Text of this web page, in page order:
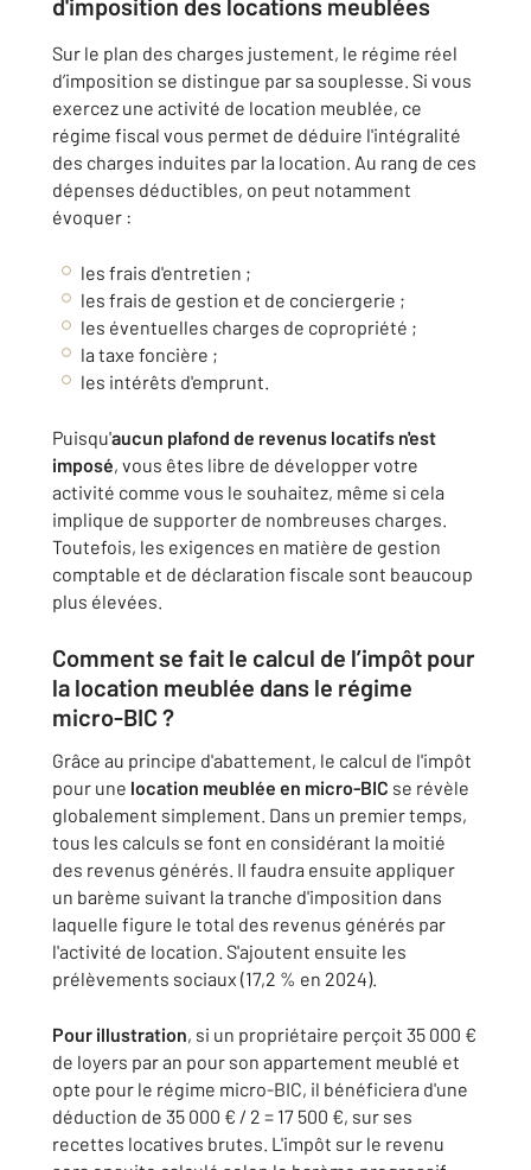
d'imposition des locations meublées
Sur le plan des charges justement, le régime réel
d’imposition se distingue par sa souplesse. Si vous
exercez une activité de location meublée, ce
régime fiscal vous permet de déduire l'intégralité
des charges induites par la location. Au rang de ces
dépenses déductibles, on peut notamment
évoquer :
les frais d'entretien ;
les frais de gestion et de conciergerie ;
les éventuelles charges de copropriété ;
la taxe foncière ;
les intérêts d'emprunt.
Puisqu'aucun plafond de revenus locatifs n'est
imposé, vous êtes libre de développer votre
activité comme vous le souhaitez, même si cela
implique de supporter de nombreuses charges.
Toutefois, les exigences en matière de gestion
comptable et de déclaration fiscale sont beaucoup
plus élevées.
Comment se fait le calcul de l’impôt pour
la location meublée dans le régime
micro-BIC ?
Grâce au principe d'abattement, le calcul de l'impôt
pour une location meublée en micro-BIC se révèle
globalement simplement. Dans un premier temps,
tous les calculs se font en considérant la moitié
des revenus générés. Il faudra ensuite appliquer
un barème suivant la tranche d'imposition dans
laquelle figure le total des revenus générés par
l'activité de location. S'ajoutent ensuite les
prélèvements sociaux (17,2 % en 2024).
Pour illustration, si un propriétaire perçoit 35 000 €
de loyers par an pour son appartement meublé et
opte pour le régime micro-BIC, il bénéficiera d'une
déduction de 35 000 € / 2 = 17 500 €, sur ses
recettes locatives brutes. L'impôt sur le revenu